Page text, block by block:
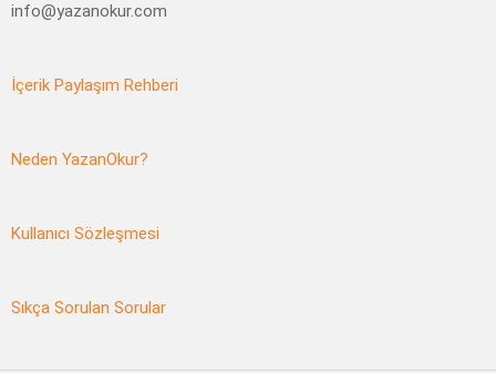
info@yazanokur.com
İçerik Paylaşım Rehberi
Neden YazanOkur?
Kullanıcı Sözleşmesi
Sıkça Sorulan Sorular